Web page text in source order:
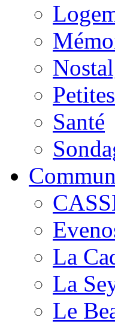
Santé
La
La
Le